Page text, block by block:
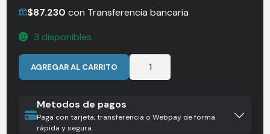
$87.230 con Transferencia bancaria
3 disponibles
Mochila
Lowepro
200
AGREGAR AL CARRITO
Metodos de pagos
Paga con tarjeta, transferencia o Webpay de forma
rápida y segura.